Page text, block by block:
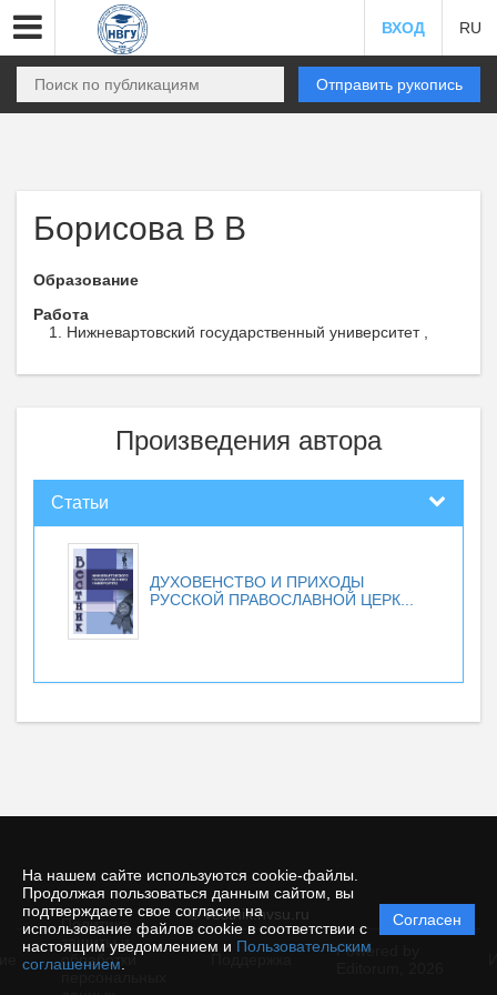
На нашем сайте используются cookie-файлы.
Продолжая пользоваться данным сайтом, вы
подтверждаете свое согласие на
использование файлов cookie в соответствии с
настоящим уведомлением и Пользовательским
соглашением
Согласен
ВХОД RU
Отправить рукопись
Борисова В В
Образование
Работа
Нижневартовский государственный университет ,
Произведения автора
Статьи
ДУХОВЕНСТВО И ПРИХОДЫ
РУССКОЙ ПРАВОСЛАВНОЙ ЦЕРК...
© vestnik.nvsu.ru
Политика
защиты и
обработки
Powered by